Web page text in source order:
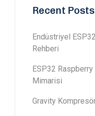
Recent Posts
Endüstriyel
Rehberi
ESP32
Mimarisi
Gravity